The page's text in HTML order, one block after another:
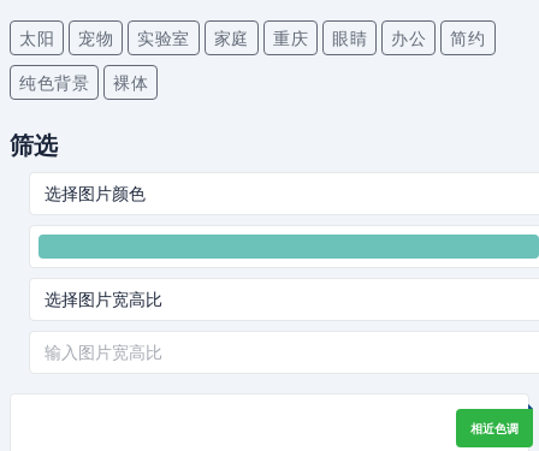
太阳 宠物 实验室 家庭 重庆 眼睛 办公 简约
纯色背景 裸体
筛选
相近色调